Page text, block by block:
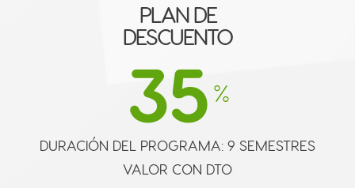
PLAN DE
DESCUENTO
35 %
DURACIÓN DEL PROGRAMA: 9 SEMESTRES
VALOR CON DTO